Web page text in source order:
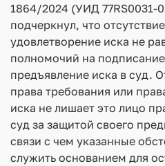
1864/2024 (УИД 77RS0031-
подчеркнул, что
удовлетворение иска не
полномочий на
предъявление иска в суд.
права требования или
иска не лишает это лицо
суд за защитой своего
связи с чем указанные
служить основанием для